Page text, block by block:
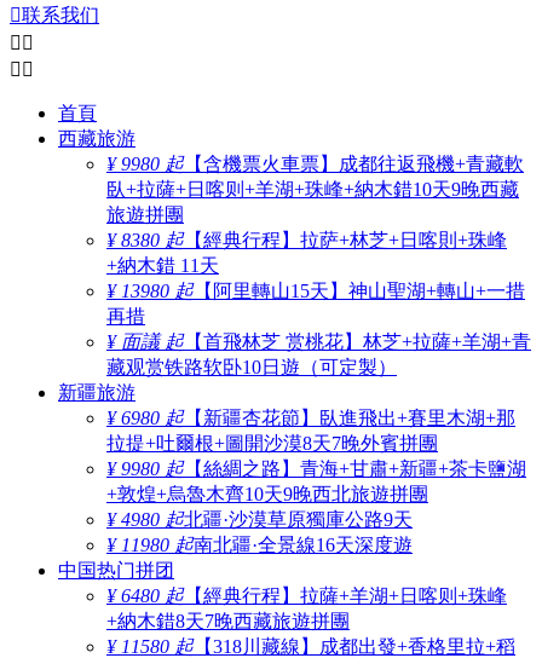
联系我们
 
 
首頁
西藏旅游
¥ 9980 起【含機票火車票】成都往返飛機+青藏軟
臥+拉薩+日喀则+羊湖+珠峰+納木錯10天9晚西藏
旅遊拼團
¥ 8380 起【經典行程】拉萨+林芝+日喀則+珠峰
+納木錯 11天
¥ 13980 起【阿里轉山15天】神山聖湖+轉山+一措
再措
¥ 面議 起【首飛林芝 赏桃花】林芝+拉薩+羊湖+青
藏观赏铁路软卧10日遊（可定製）
新疆旅游
¥ 6980 起【新疆杏花節】臥進飛出+賽里木湖+那
拉提+吐爾根+圖開沙漠8天7晚外賓拼團
¥ 9980 起【絲綢之路】青海+甘肅+新疆+茶卡鹽湖
+敦煌+烏魯木齊10天9晚西北旅遊拼團
¥ 4980 起北疆·沙漠草原獨庫公路9天
¥ 11980 起南北疆·全景線16天深度遊
中国热门拼团
¥ 6480 起【經典行程】拉薩+羊湖+日喀则+珠峰
+納木錯8天7晚西藏旅遊拼團
¥ 11580 起【318川藏線】成都出發+香格里拉+稻